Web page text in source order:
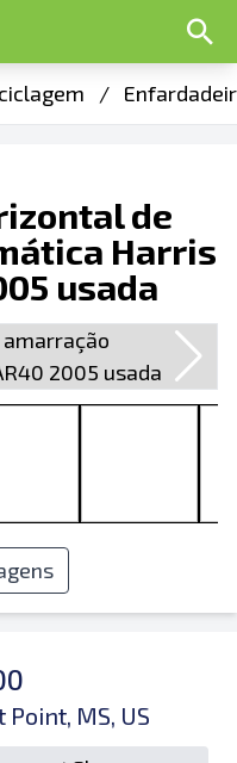
/
de
Harris
usada
Point, MS, US